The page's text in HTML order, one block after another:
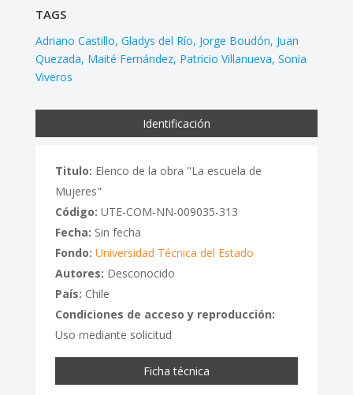
TAGS
Adriano Castillo Gladys del Río Jorge Boudón Juan
Quezada Maité Fernández Patricio Villanueva Sonia
Viveros
Identificación
Titulo: Elenco de la obra "La escuela de
Mujeres"
Código: UTE-COM-NN-009035-313
Fecha: Sin fecha
Fondo: Universidad Técnica del Estado
Autores: Desconocido
País: Chile
Condiciones de acceso y reproducción:
Uso mediante solicitud
Ficha técnica